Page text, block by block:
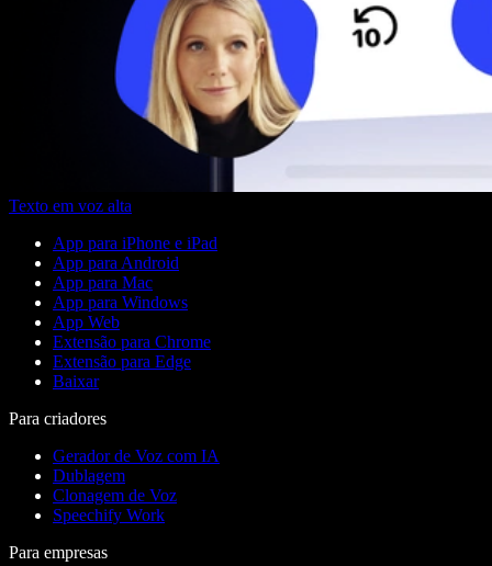
Texto em voz alta
App para iPhone e iPad
App para Android
App para Mac
App para Windows
App Web
Extensão para Chrome
Extensão para Edge
Baixar
Para criadores
Gerador de Voz com IA
Dublagem
Clonagem de Voz
Speechify Work
Para empresas